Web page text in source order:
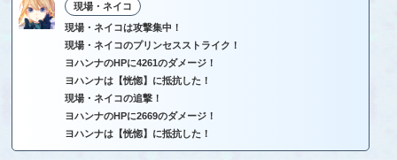
現場・ネイコ
現場・ネイコは攻撃集中！
現場・ネイコのプリンセスストライク！
ヨハンナのHPに4261のダメージ！
ヨハンナは【恍惚】に抵抗した！
現場・ネイコの追撃！
ヨハンナのHPに2669のダメージ！
ヨハンナは【恍惚】に抵抗した！